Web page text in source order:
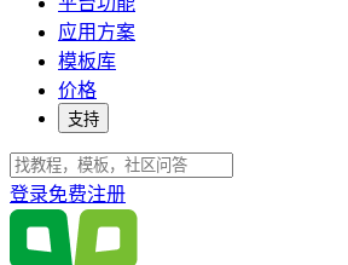
应用方案
模板库
价格
支持
登录免费注册